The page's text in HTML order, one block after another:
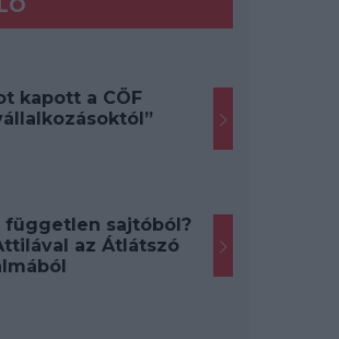
kapott a CÖF
független sajtóból?
az Átlátszó